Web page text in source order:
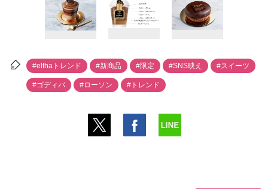
#elthaトレンド #新商品 #限定 #SNS映え #スイーツ
#ゴディバ #ローソン #トレンド